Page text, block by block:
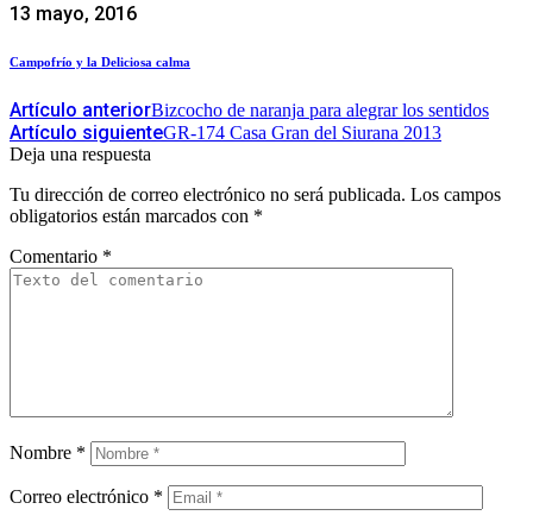
13 mayo, 2016
Campofrío y la Deliciosa calma
Artículo anteriorBizcocho de naranja para alegrar los sentidos
Artículo siguienteGR-174 Casa Gran del Siurana 2013
Deja una respuesta
Tu dirección de correo electrónico no será publicada. Los campos
obligatorios están marcados con *
Comentario *
Nombre *
Correo electrónico *